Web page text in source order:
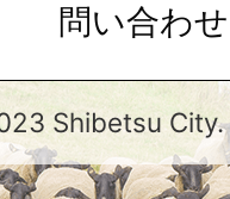
問い合わせ
Shibetsu City.